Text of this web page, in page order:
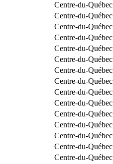
Centre-du-Québec
Centre-du-Québec
Centre-du-Québec
Centre-du-Québec
Centre-du-Québec
Centre-du-Québec
Centre-du-Québec
Centre-du-Québec
Centre-du-Québec
Centre-du-Québec
Centre-du-Québec
Centre-du-Québec
Centre-du-Québec
Centre-du-Québec
Centre-du-Québec